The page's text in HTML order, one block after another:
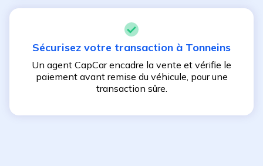
Sécurisez votre transaction à Tonneins
Un agent CapCar encadre la vente et vérifie le
paiement avant remise du véhicule, pour une
transaction sûre.